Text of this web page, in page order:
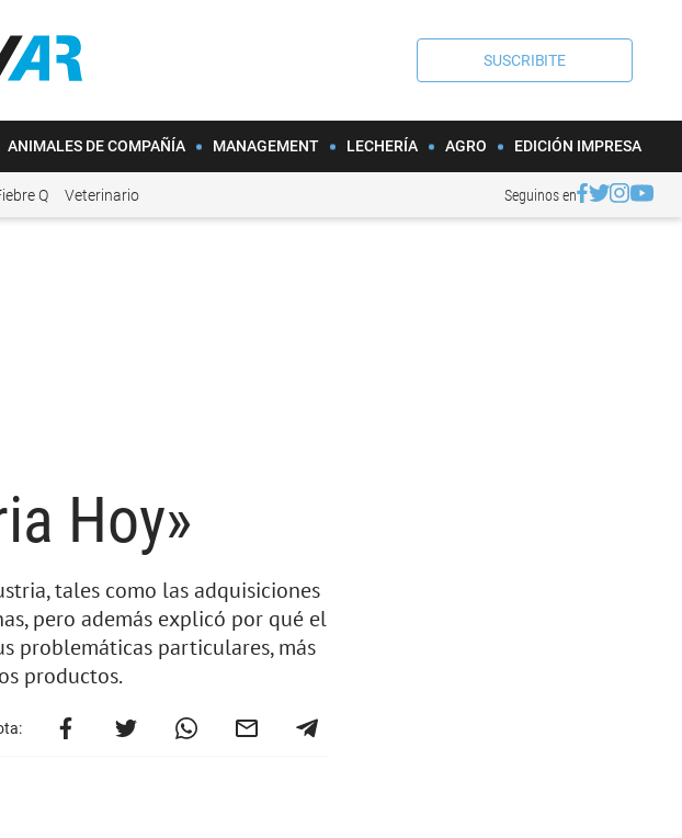
SUSCRIBITE
ANIMALES DE COMPAÑÍA MANAGEMENT LECHERÍA AGRO EDICIÓN IMPRESA
Q Veterinario Seguinos en
Hoy»
tales como las adquisiciones
pero además explicó por qué el
problemáticas particulares, más
productos.